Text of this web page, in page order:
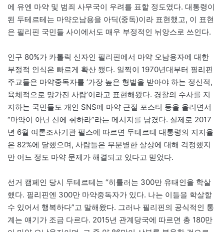
에 유엔 마약 및 범죄 사무국이 우려를 표할 정도였다. 대통령이
된 두테르테는 마약오남용을 아딕(중독)이라 표현했고, 이 표현
은 필리핀 국민들 사이에서도 매우 부정적인 뉘앙스로 쓰인다.
인구 80%가 카톨릭 신자인 필리핀에서 마약 오남용자에 대한
부정적 인식은 빠르게 확산 됐다. 일찍이 1970년대부터 필리핀
주교들은 마약중독자를 ‘가장 높은 형벌을 받아야 하는 정신적,
육체적으로 망가진 사람’이라고 표현해왔다. 경찰의 수사를 지
지하는 국민들도 개인 SNS에 마약 근절 포스터 등을 올리면서
“마약이 아닌 신에 취하라”라는 메시지를 남겼다. 실제로 2017
년 6월 여론조사기관 펄스에 따르면 두테르테 대통령의 지지율
은 82%에 달했으며, 사람들은 무분별한 살상에 대해 걱정했지
만 어느 정도 마약 문제가 해결되고 있다고 믿었다.
선거 캠페인 당시 두테르테는 “히틀러는 300만 유태인을 학살
했다. 필리핀엔 300만 마약중독자가 있다. 나는 이들을 학살할
수 있어서 행복하다”고 말해왔다. 그러나 필리핀의 공식적인 통
계는 얘기가 조금 다르다. 2015년 관계당국에 따르면 총 180만